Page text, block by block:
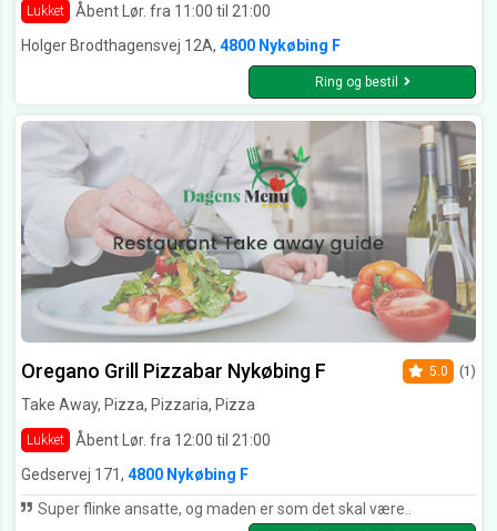
Lukket
Åbent Lør. fra 11:00 til 21:00
Holger Brodthagensvej 12A, 4800 Nykøbing F
Ring og bestil
Oregano Grill Pizzabar Nykøbing F
Take Away, Pizza, Pizzaria, Pizza
Lukket Åbent Lør. fra 12:00 til 21:00
5.0 (1)
Gedservej 171, 4800 Nykøbing F
Super flinke ansatte, og maden er som det skal være..